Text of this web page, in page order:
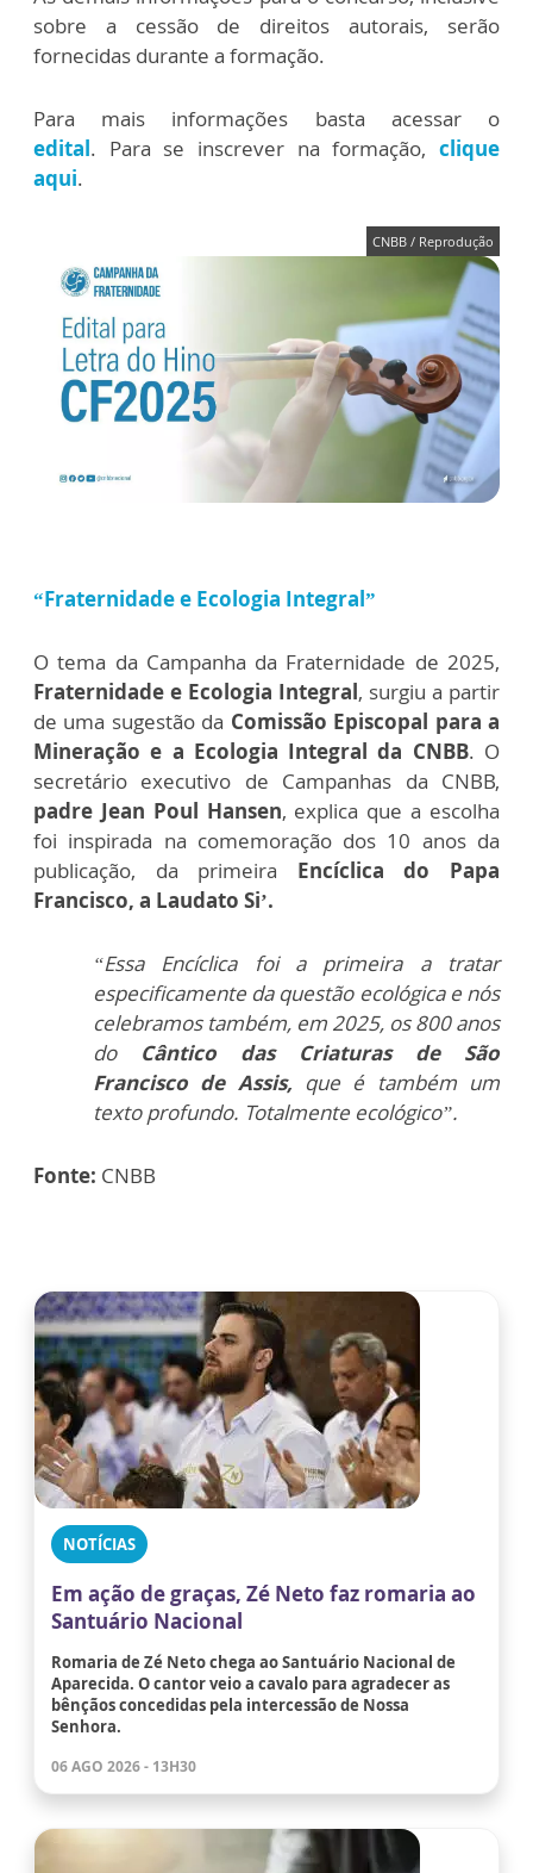
sobre a cessão de direitos autorais, serão
fornecidas durante a formação.
Para mais informações basta acessar o
edital. Para se inscrever na formação, clique
aqui.
CNBB / Reprodução
“Fraternidade e Ecologia Integral”
O tema da Campanha da Fraternidade de 2025,
Fraternidade e Ecologia Integral, surgiu a partir
de uma sugestão da Comissão Episcopal para a
Mineração e a Ecologia Integral da CNBB. O
secretário executivo de Campanhas da CNBB,
padre Jean Poul Hansen, explica que a escolha
foi inspirada na comemoração dos 10 anos da
publicação, da primeira Encíclica do Papa
Francisco, a Laudato Si’.
“Essa Encíclica foi a primeira a tratar
especificamente da questão ecológica e nós
celebramos também, em 2025, os 800 anos
do Cântico das Criaturas de São
Francisco de Assis, que é também um
texto profundo. Totalmente ecológico”.
Fonte: CNBB
NOTÍCIAS
Em ação de graças, Zé Neto faz romaria ao
Santuário Nacional
Romaria de Zé Neto chega ao Santuário Nacional de
Aparecida. O cantor veio a cavalo para agradecer as
bênçãos concedidas pela intercessão de Nossa
Senhora.
06 AGO 2026 - 13H30